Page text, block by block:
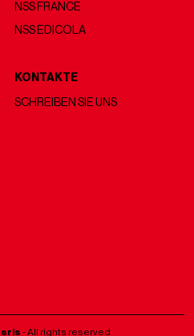
NSS FRANCE
NSS EDICOLA
KONTAKTE
SCHREIBEN SIE UNS
srls - All rights reserved